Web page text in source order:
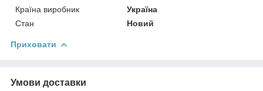
Країна виробник
Україна
Стан
Новий
Приховати
Умови доставки